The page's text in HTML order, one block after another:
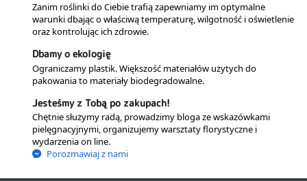
Zanim roślinki do Ciebie trafią zapewniamy im optymalne
warunki dbając o właściwą temperaturę, wilgotność i oświetlenie
oraz kontrolując ich zdrowie.
Dbamy o ekologię
Ograniczamy plastik. Większość materiałów użytych do
pakowania to materiały biodegradowalne.
Jesteśmy z Tobą po zakupach!
Chętnie służymy radą, prowadzimy bloga ze wskazówkami
pielęgnacyjnymi, organizujemy warsztaty florystyczne i
wydarzenia on line.
Porozmawiaj z nami